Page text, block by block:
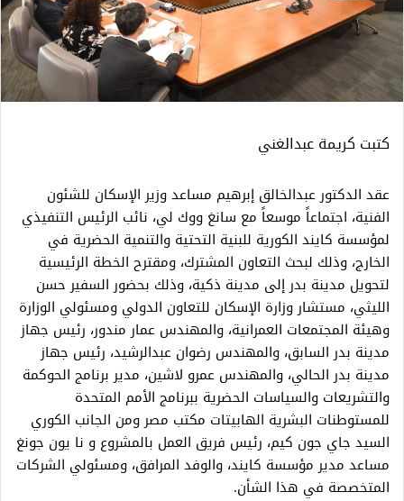
كتبت كريمة عبدالغني
عقد الدكتور عبدالخالق إبرهيم مساعد وزير الإسكان للشئون
الفنية، اجتماعاً موسعاً مع سانغ ووك لي، نائب الرئيس التنفيذي
لمؤسسة كايند الكورية للبنية التحتية والتنمية الحضرية في
الخارج، وذلك لبحث التعاون المشترك، ومقترح الخطة الرئيسية
لتحويل مدينة بدر إلى مدينة ذكية، وذلك بحضور السفير حسن
الليثي، مستشار وزارة الإسكان للتعاون الدولي ومسئولي الوزارة
وهيئة المجتمعات العمرانية، والمهندس عمار مندور، رئيس جهاز
مدينة بدر السابق، والمهندس رضوان عبدالرشيد، رئيس جهاز
مدينة بدر الحالي، والمهندس عمرو لاشين، مدير برنامج الحوكمة
والتشريعات والسياسات الحضرية ببرنامج الأمم المتحدة
للمستوطنات البشرية الهابيتات مكتب مصر ومن الجانب الكوري
السيد جاي جون كيم، رئيس فريق العمل بالمشروع و نا يون جونغ
مساعد مدير مؤسسة كايند، والوفد المرافق، ومسئولي الشركات
المتخصصة في هذا الشأن.